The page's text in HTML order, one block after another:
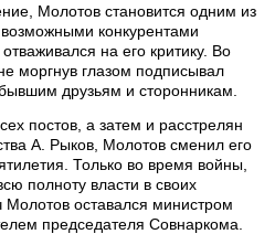
Молотов становится одним из
конкурентами
на его критику. Во
моргнув глазом подписывал
друзьям и сторонникам.
постов, а затем и расстрелян
А. Рыков, Молотов сменил его
Только во время войны,
полноту власти в своих
Молотов оставался министром
председателя Совнаркома.